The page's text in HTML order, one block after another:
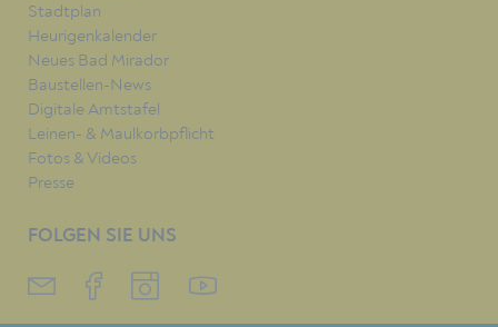
Stadtplan
Heurigenkalender
Neues Bad Mirador
Baustellen-News
Digitale Amtstafel
Leinen- & Maulkorbpflicht
Fotos & Videos
Presse
FOLGEN SIE UNS